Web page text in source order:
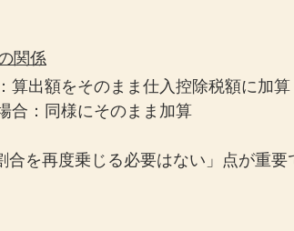
関係
算出額をそのまま仕入控除税額に加算
合：同様にそのまま加算
を再度乗じる必要はない」点が重要